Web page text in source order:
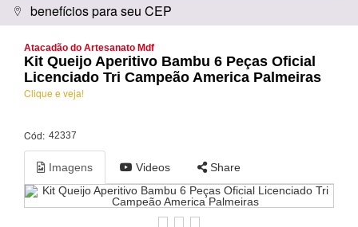
benefícios para seu CEP
Atacadão do Artesanato Mdf
Kit Queijo Aperitivo Bambu 6 Peças Oficial
Licenciado Tri Campeão America Palmeiras
Clique e veja!
Cód: 42337
Imagens Videos Share